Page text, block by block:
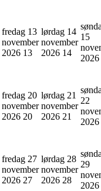
fredag 13
november
2026 13
lørdag 14
november
2026 14
15
2026
fredag 20
november
2026 20
lørdag 21
november
2026 21
22
2026
fredag 27
november
2026 27
lørdag 28
november
2026 28
29
2026